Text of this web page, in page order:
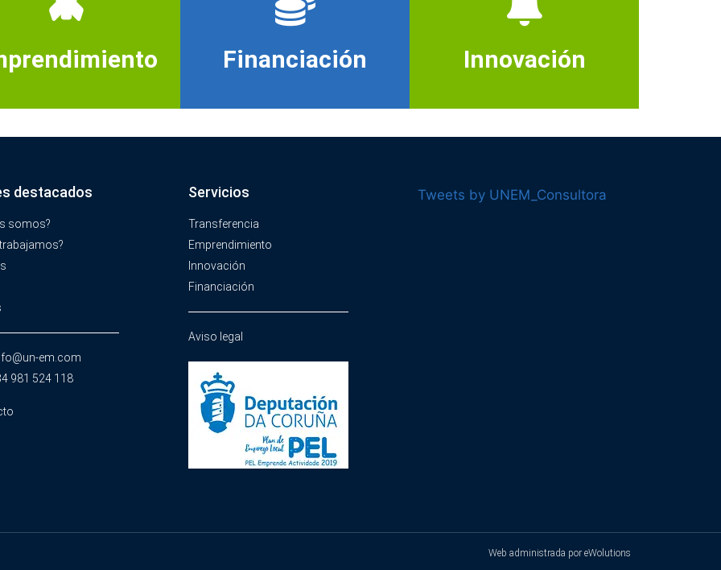
Financiación Innovación
destacados
somos?
em.com
981 524 118
Servicios
Transferencia
Emprendimiento
Innovación
Financiación
Aviso legal
Tweets by UNEM_Consultora
Web administrada por eWolutions